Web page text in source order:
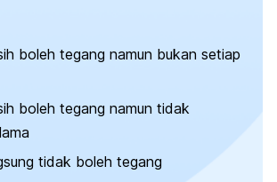
boleh tegang namun bukan setiap
boleh tegang namun tidak
tidak boleh tegang